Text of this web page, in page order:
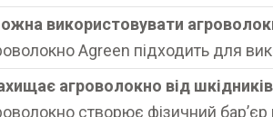
використовувати
Agreen підходить для
агроволокно від
створює фізичний